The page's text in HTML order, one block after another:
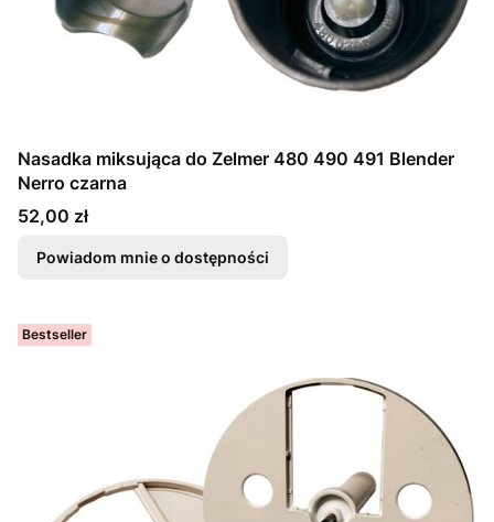
Nasadka miksująca do Zelmer 480 490 491 Blender
Nerro czarna
Cena
52,00 zł
Powiadom mnie o dostępności
Bestseller